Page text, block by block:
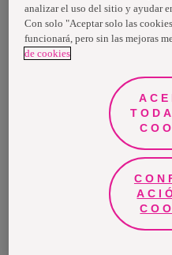
Nosotras, una marca de Essity
higiene y salud. Cada día, mil
propósito es romper barreras
consumidores, pacientes,
general. Vendemos en
principales marcas globales
como Actimove, Cutimed,
Lotus, Modibodi, Nosotras,
2024, Essity tuvo ventas de
euros y empleó a 36,000
ubicada en Estocolmo, Suecia,
Más información en
analizar el uso del sitio y ayudar
Con solo "Aceptar solo las
funcionará, pero sin las mejoras
de cookies